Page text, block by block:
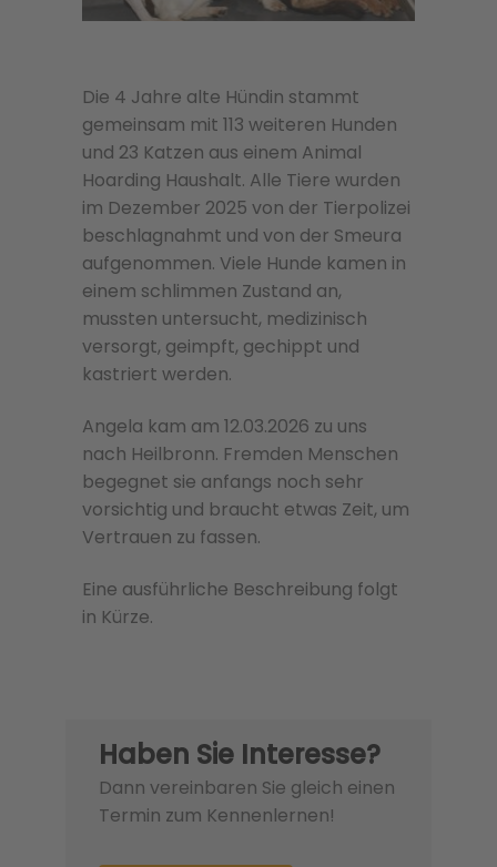
Die 4 Jahre alte Hündin stammt
gemeinsam mit 113 weiteren Hunden
und 23 Katzen aus einem Animal
Hoarding Haushalt. Alle Tiere wurden
im Dezember 2025 von der Tierpolizei
beschlagnahmt und von der Smeura
aufgenommen. Viele Hunde kamen in
einem schlimmen Zustand an,
mussten untersucht, medizinisch
versorgt, geimpft, gechippt und
kastriert werden.
Angela kam am 12.03.2026 zu uns
nach Heilbronn. Fremden Menschen
begegnet sie anfangs noch sehr
vorsichtig und braucht etwas Zeit, um
Vertrauen zu fassen.
Eine ausführliche Beschreibung folgt
in Kürze.
Haben Sie Interesse?
Dann vereinbaren Sie gleich einen
Termin zum Kennenlernen!